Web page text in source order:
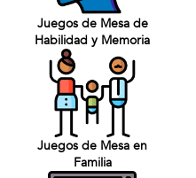
Juegos de Mesa de
Habilidad y Memoria
Juegos de Mesa en
Familia